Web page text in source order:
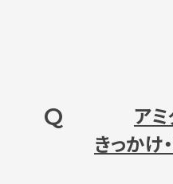
Q
ア
きっかけ